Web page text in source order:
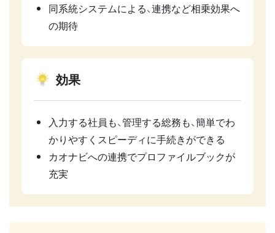
同系統システムによる、連携など相乗効果へ
の期待
効果
入力する社員も、管理する総務も、簡単でわ
かりやすくスピーディに手続きができる
カオナビへの連携でプロファイルブックが
充実